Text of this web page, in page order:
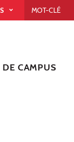
DE CAMPUS